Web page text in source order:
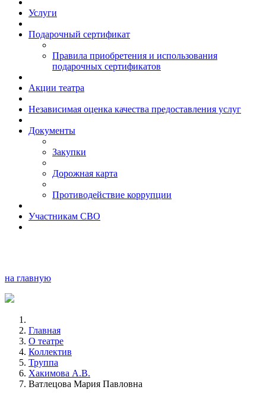
Услуги
Подарочный сертификат
Правила приобретения и использования
подарочных сертификатов
Акции театра
Независимая оценка качества предоставления услуг
Документы
Закупки
Дорожная карта
Противодействие коррупции
Участникам СВО
на главную
Главная
О театре
Коллектив
Труппа
Хакимова А.В.
Ватлецова Мария Павловна